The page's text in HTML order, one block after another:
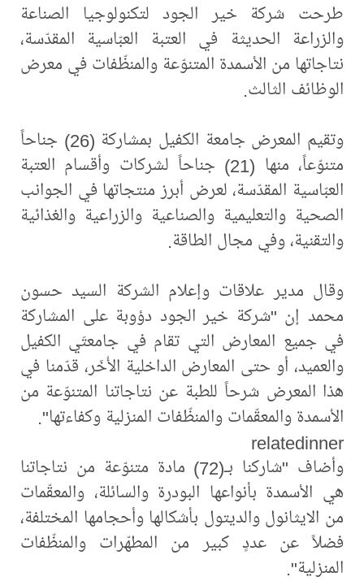
طرحت شركة خير الجود لتكنولوجيا الصناعة
والزراعة الحديثة في العتبة العبّاسية المقدّسة،
نتاجاتها من الأسمدة المتنوّعة والمنظّفات في معرض
الوظائف الثالث.
وتقيم المعرض جامعة الكفيل بمشاركة (26) جناحاً
متنوّعاً، منها (21) جناحاً لشركات وأقسام العتبة
العبّاسية المقدّسة، لعرض أبرز منتجاتها في الجوانب
الصحية والتعليمية والصناعية والزراعية والغذائية
والتقنية، وفي مجال الطاقة.
وقال مدير علاقات وإعلام الشركة السيد حسون
محمد إن "شركة خير الجود دؤوبة على المشاركة
في جميع المعارض التي تقام في جامعتَي الكفيل
والعميد، أو حتى المعارض الداخلية الأُخَر، قدّمنا في
هذا المعرض شرحاً للطبة عن نتاجاتنا المتنوّعة من
الأسمدة والمعقّمات والمنظّفات المنزلية وكفاءتها".
relatedinner
وأضاف "شاركنا بـ(72) مادة متنوّعة من نتاجاتنا
هي الأسمدة بأنواعها البودرة والسائلة، والمعقّمات
من الايثانول والديتول بأشكالها وأحجامها المختلفة،
فضلاً عن عددٍ كبير من المطهّرات والمنظّفات
المنزلية".